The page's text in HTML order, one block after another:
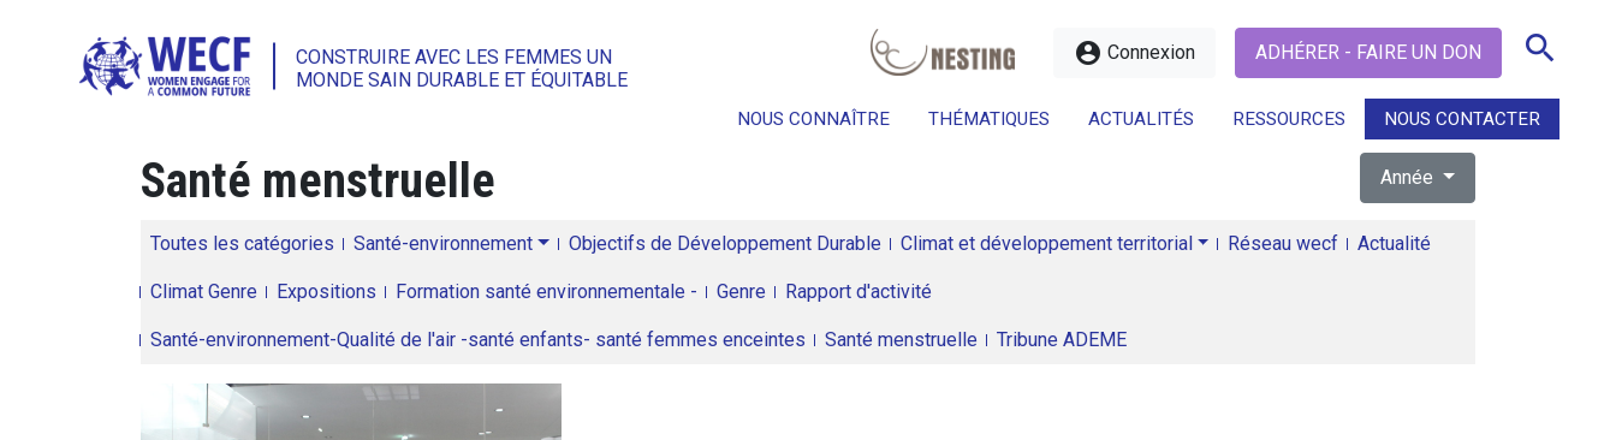
CONSTRUIRE AVEC LES FEMMES UN
MONDE SAIN DURABLE ET ÉQUITABLE
account_circle Connexion ADHÉRER - FAIRE UN DON search
NOUS CONNAÎTRE THÉMATIQUES ACTUALITÉS RESSOURCES NOUS CONTACTER
search
Santé menstruelle Année
Toutes les catégories Santé-environnement Objectifs de Développement Durable Climat et développement territorial Réseau wecf Actualité
Climat Genre Expositions Formation santé environnementale - Genre Rapport d'activité
Santé-environnement-Qualité de l'air -santé enfants- santé femmes enceintes Santé menstruelle Tribune ADEME